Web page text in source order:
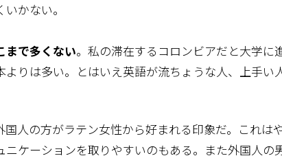
かない。
まで多くない。私の滞在するコロンビアだと大学に
りは多い。とはいえ英語が流ちょうな人、上手い
人の方がラテン女性から好まれる印象だ。これは
ケーションを取りやすいのもある。また外国人の